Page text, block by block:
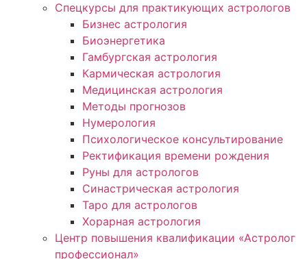
Спецкурсы для практикующих астрологов
Бизнес астрология
Биоэнергетика
Гамбургская астрология
Кармическая астрология
Медицинская астрология
Методы прогнозов
Нумерология
Психологическое консультирование
Ректификация времени рождения
Руны для астрологов
Синастрическая астрология
Таро для астрологов
Хорарная астрология
Центр повышения квалификации «Астролог
профессионал»